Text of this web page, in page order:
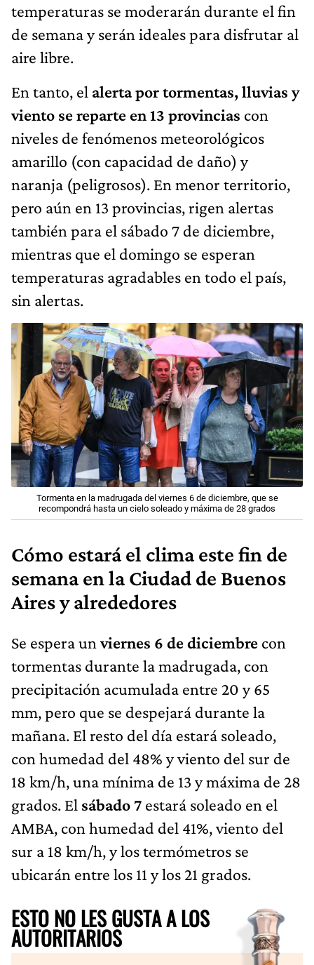
temperaturas se moderarán durante el fin
de semana y serán ideales para disfrutar al
aire libre.
En tanto, el alerta por tormentas, lluvias y
viento se reparte en 13 provincias con
niveles de fenómenos meteorológicos
amarillo (con capacidad de daño) y
naranja (peligrosos). En menor territorio,
pero aún en 13 provincias, rigen alertas
también para el sábado 7 de diciembre,
mientras que el domingo se esperan
temperaturas agradables en todo el país,
sin alertas.
Tormenta en la madrugada del viernes 6 de diciembre, que se
recompondrá hasta un cielo soleado y máxima de 28 grados
Cómo estará el clima este fin de
semana en la Ciudad de Buenos
Aires y alrededores
Se espera un viernes 6 de diciembre con
tormentas durante la madrugada, con
precipitación acumulada entre 20 y 65
mm, pero que se despejará durante la
mañana. El resto del día estará soleado,
con humedad del 48% y viento del sur de
18 km/h, una mínima de 13 y máxima de 28
grados. El sábado 7 estará soleado en el
AMBA, con humedad del 41%, viento del
sur a 18 km/h, y los termómetros se
ubicarán entre los 11 y los 21 grados.
ESTO NO LES GUSTA A LOS
AUTORITARIOS